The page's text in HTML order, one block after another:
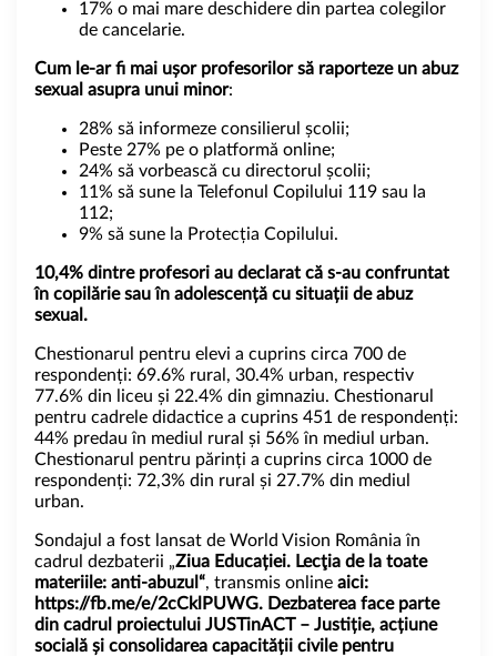
17% o mai mare deschidere din partea colegilor
de cancelarie.
Cum le-ar fi mai ușor profesorilor să raporteze un abuz
sexual asupra unui minor:
28% să informeze consilierul școlii;
Peste 27% pe o platformă online;
24% să vorbească cu directorul școlii;
11% să sune la Telefonul Copilului 119 sau la
112;
9% să sune la Protecția Copilului.
10,4% dintre profesori au declarat că s-au confruntat
în copilărie sau în adolescență cu situații de abuz
sexual.
Chestionarul pentru elevi a cuprins circa 700 de
respondenți: 69.6% rural, 30.4% urban, respectiv
77.6% din liceu și 22.4% din gimnaziu. Chestionarul
pentru cadrele didactice a cuprins 451 de respondenți:
44% predau în mediul rural și 56% în mediul urban.
Chestionarul pentru părinți a cuprins circa 1000 de
respondenți: 72,3% din rural și 27.7% din mediul
urban.
Sondajul a fost lansat de World Vision România în
cadrul dezbaterii „Ziua Educației. Lecţia de la toate
materiile: anti-abuzul“, transmis online aici:
https://fb.me/e/2cCklPUWG. Dezbaterea face parte
din cadrul proiectului JUSTinACT – Justiție, acțiune
socială și consolidarea capacității civile pentru